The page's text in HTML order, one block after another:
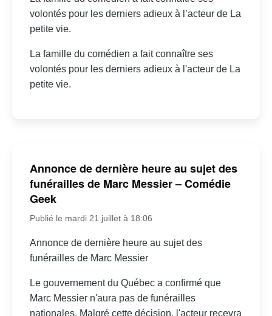
volontés pour les derniers adieux à l’acteur de La
petite vie.
La famille du comédien a fait connaître ses
volontés pour les derniers adieux à l'acteur de La
petite vie.
Annonce de dernière heure au sujet des
funérailles de Marc Messier – Comédie
Geek
Publié le mardi 21 juillet à 18:06
Annonce de dernière heure au sujet des
funérailles de Marc Messier
Le gouvernement du Québec a confirmé que
Marc Messier n'aura pas de funérailles
nationales. Malgré cette décision, l'acteur recevra